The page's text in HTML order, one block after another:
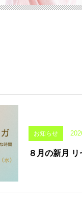
お知らせ
８月の新月